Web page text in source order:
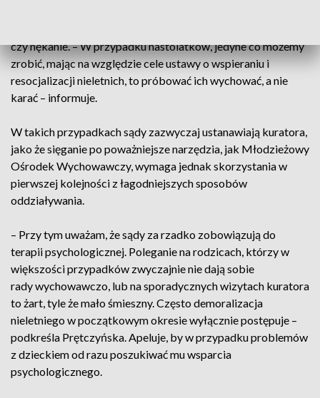
czy nękanie. – W przypadku nastolatków, jedyne co możemy
zrobić, mając na względzie cele ustawy o wspieraniu i
resocjalizacji nieletnich, to próbować ich wychować, a nie
karać – informuje.
W takich przypadkach sądy zazwyczaj ustanawiają kuratora,
jako że sięganie po poważniejsze narzędzia, jak Młodzieżowy
Ośrodek Wychowawczy, wymaga jednak skorzystania w
pierwszej kolejności z łagodniejszych sposobów
oddziaływania.
– Przy tym uważam, że sądy za rzadko zobowiązują do
terapii psychologicznej. Poleganie na rodzicach, którzy w
większości przypadków zwyczajnie nie dają sobie
rady wychowawczo, lub na sporadycznych wizytach kuratora
to żart, tyle że mało śmieszny. Często demoralizacja
nieletniego w początkowym okresie wyłącznie postępuje –
podkreśla Prętczyńska. Apeluje, by w przypadku problemów
z dzieckiem od razu poszukiwać mu wsparcia
psychologicznego.